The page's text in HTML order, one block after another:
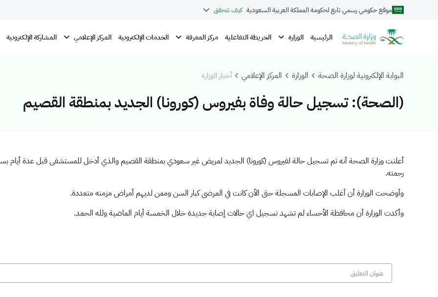
موقع حكومي رسمي تابع لحكومة المملكة العربية السعودية كيف تتحقق
الرئيسية الوزارة الخريطة التفاعلية مركز المعرفة الخدمات الإلكترونية المركز الإعلامي المشاركة الإلكترونية
البوابة الإلكترونية لوزارة الصحة الوزارة المركز الإعلامي أخبار الوزارة
(الصحة): تسجيل حالة وفاة بفيروس (كورونا) الجديد بمنطقة القصيم
أعلنت وزارة الصحة أنه تم تسجيل حالة لفيروس (كورونا) الجديد لمريض غير سعودي بمنطقة القصيم والذي أدخل للمستشفى قبل عدة أيام
رحمته.
وأوضحت الوزارة أن أغلب الإصابات المسجلة حتى الأن كانت في المرضى كبار السن وممن لديهم أمراض مزمنه متعددة.
وأكدت الوزارة أن محافظة الأحساء لم تشهد تسجيل اي حالات إصابة جديدة خلال الخمسة أيام الماضية ولله الحمد.